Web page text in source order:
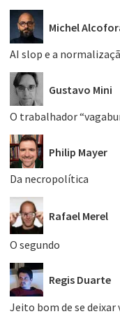
Michel
AI slop e a
Gustavo Mini
O trabalhador
Philip Mayer
Da necropolítica
Rafael Merel
O segundo
Regis Duarte
Jeito bom de se deixar